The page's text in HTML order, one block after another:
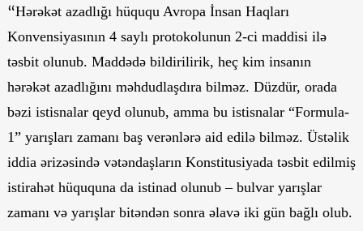
“Hərəkət azadlığı hüququ Avropa İnsan Haqları
Konvensiyasının 4 saylı protokolunun 2-ci maddisi ilə
təsbit olunub. Maddədə bildirilirik, heç kim insanın
hərəkət azadlığını məhdudlaşdıra bilməz. Düzdür, orada
bəzi istisnalar qeyd olunub, amma bu istisnalar “Formula-
1” yarışları zamanı baş verənlərə aid edilə bilməz. Üstəlik
iddia ərizəsində vətəndaşların Konstitusiyada təsbit edilmiş
istirahət hüququna da istinad olunub – bulvar yarışlar
zamanı və yarışlar bitəndən sonra əlavə iki gün bağlı olub.